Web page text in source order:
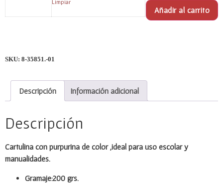
Limpiar
Añadir al carrito
SKU: 8-35851.-01
Descripción Información adicional
Descripción
Cartulina con purpurina de color ,ideal para uso escolar y
manualidades.
Gramaje:200 grs.